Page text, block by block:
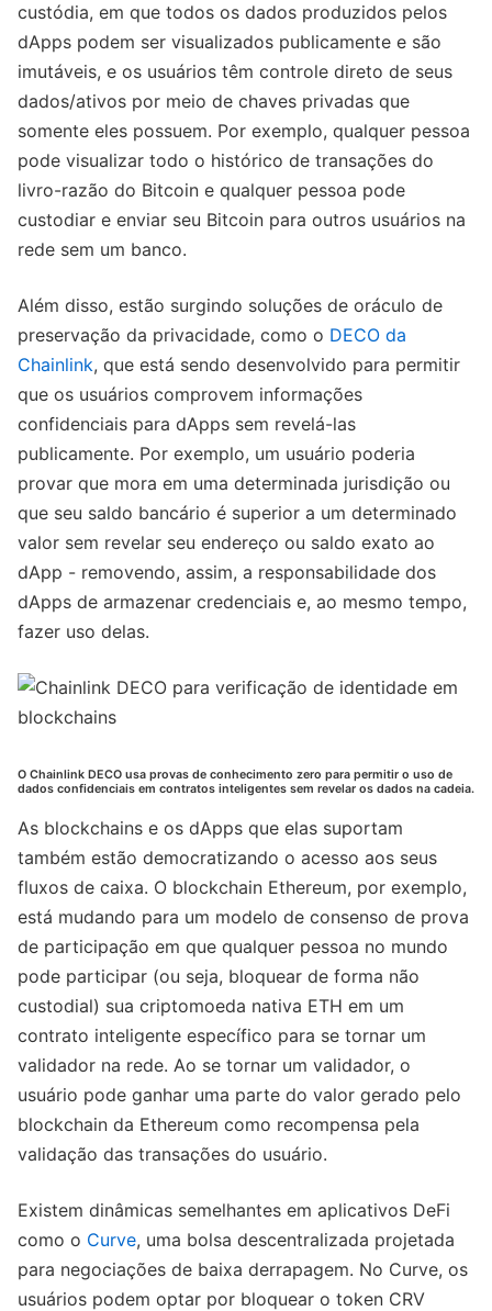
custódia, em que todos os dados produzidos pelos
dApps podem ser visualizados publicamente e são
imutáveis, e os usuários têm controle direto de seus
dados/ativos por meio de chaves privadas que
somente eles possuem. Por exemplo, qualquer pessoa
pode visualizar todo o histórico de transações do
livro-razão do Bitcoin e qualquer pessoa pode
custodiar e enviar seu Bitcoin para outros usuários na
rede sem um banco.
Além disso, estão surgindo soluções de oráculo de
preservação da privacidade, como o DECO da
Chainlink, que está sendo desenvolvido para permitir
que os usuários comprovem informações
confidenciais para dApps sem revelá-las
publicamente. Por exemplo, um usuário poderia
provar que mora em uma determinada jurisdição ou
que seu saldo bancário é superior a um determinado
valor sem revelar seu endereço ou saldo exato ao
dApp - removendo, assim, a responsabilidade dos
dApps de armazenar credenciais e, ao mesmo tempo,
fazer uso delas.
O Chainlink DECO usa provas de conhecimento zero para permitir o uso de
dados confidenciais em contratos inteligentes sem revelar os dados na cadeia.
As blockchains e os dApps que elas suportam
também estão democratizando o acesso aos seus
fluxos de caixa. O blockchain Ethereum, por exemplo,
está mudando para um modelo de consenso de prova
de participação em que qualquer pessoa no mundo
pode participar (ou seja, bloquear de forma não
custodial) sua criptomoeda nativa ETH em um
contrato inteligente específico para se tornar um
validador na rede. Ao se tornar um validador, o
usuário pode ganhar uma parte do valor gerado pelo
blockchain da Ethereum como recompensa pela
validação das transações do usuário.
Existem dinâmicas semelhantes em aplicativos DeFi
como o Curve, uma bolsa descentralizada projetada
para negociações de baixa derrapagem. No Curve, os
usuários podem optar por bloquear o token CRV